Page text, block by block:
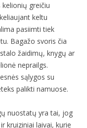
greičiu
keltu
pasiimti tiek
Bagažo svoris čia
žaidimų, knygų ar
neprailgs.
sąlygos su
palikti namuose.
nuostatų yra tai, jog
kruiziniai laivai, kurie